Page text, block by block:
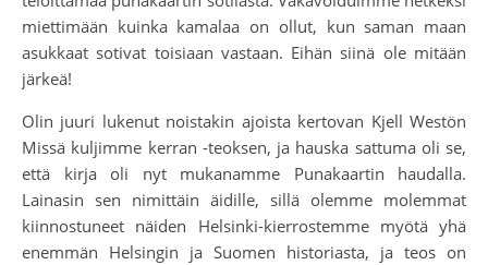
miettimään kuinka kamalaa on ollut, kun saman maan
asukkaat sotivat toisiaan vastaan. Eihän siinä ole mitään
järkeä!
Olin juuri lukenut noistakin ajoista kertovan Kjell Westön
Missä kuljimme kerran -teoksen, ja hauska sattuma oli se,
että kirja oli nyt mukanamme Punakaartin haudalla.
Lainasin sen nimittäin äidille, sillä olemme molemmat
kiinnostuneet näiden Helsinki-kierrostemme myötä yhä
enemmän Helsingin ja Suomen historiasta, ja teos on